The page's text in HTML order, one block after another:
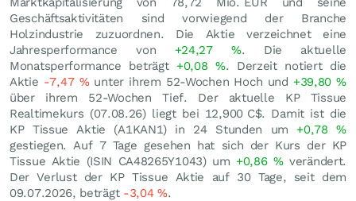
Geschäftsaktivitäten sind vorwiegend der Branche
Holzindustrie zuzuordnen. Die Aktie verzeichnet eine
Jahresperformance von +24,27%. Die aktuelle
Monatsperformance beträgt +0,08%. Derzeit notiert die
Aktie -7,47 %unter ihrem 52-Wochen Hoch und +39,80%
über ihrem 52-Wochen Tief. Der aktuelle KP Tissue
Realtimekurs (07.08.26) liegt bei 12,900 C$. Damit ist die
KP Tissue Aktie (A1KAN1) in 24 Stunden um +0,78%
gestiegen. Auf 7 Tage gesehen hat sich der Kurs der KP
Tissue Aktie (ISIN CA48265Y1043) um +0,86 %verändert.
Der Verlust der KP Tissue Aktie auf 30 Tage, seit dem
09.07.2026, beträgt -3,04%.